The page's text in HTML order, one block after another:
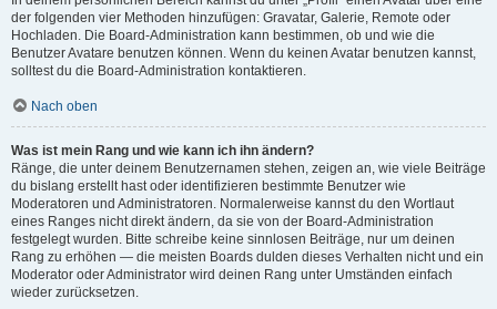
der folgenden vier Methoden hinzufügen: Gravatar, Galerie, Remote oder
Hochladen. Die Board-Administration kann bestimmen, ob und wie die
Benutzer Avatare benutzen können. Wenn du keinen Avatar benutzen kannst,
solltest du die Board-Administration kontaktieren.
Nach oben
Was ist mein Rang und wie kann ich ihn ändern?
Ränge, die unter deinem Benutzernamen stehen, zeigen an, wie viele Beiträge
du bislang erstellt hast oder identifizieren bestimmte Benutzer wie
Moderatoren und Administratoren. Normalerweise kannst du den Wortlaut
eines Ranges nicht direkt ändern, da sie von der Board-Administration
festgelegt wurden. Bitte schreibe keine sinnlosen Beiträge, nur um deinen
Rang zu erhöhen — die meisten Boards dulden dieses Verhalten nicht und ein
Moderator oder Administrator wird deinen Rang unter Umständen einfach
wieder zurücksetzen.